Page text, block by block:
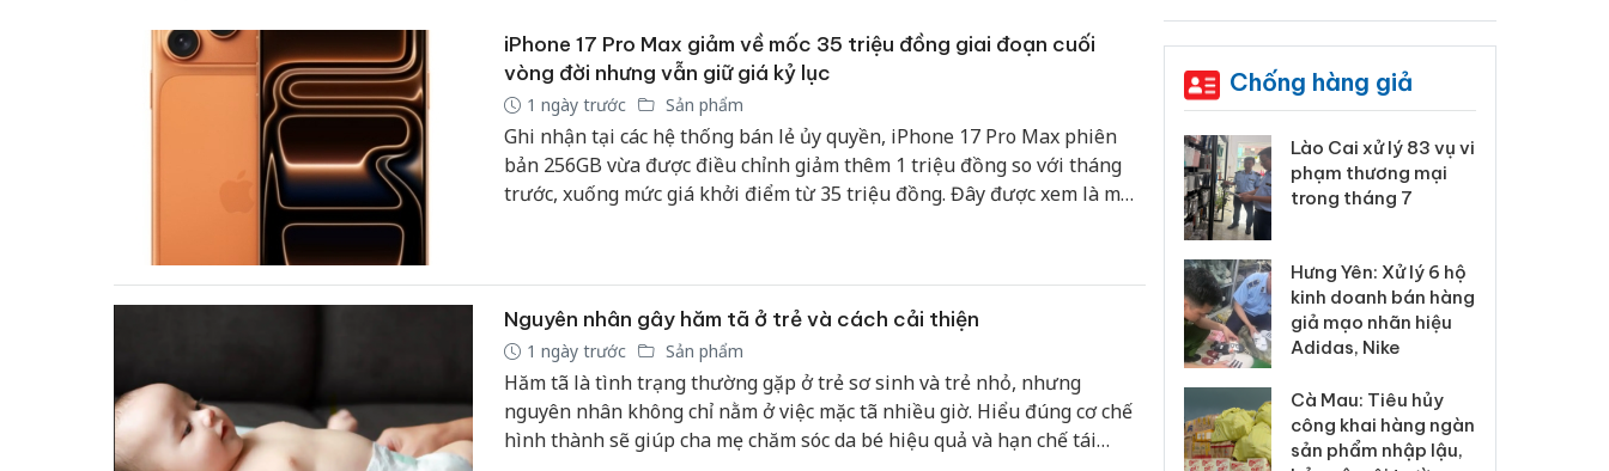
iPhone 17 Pro Max giảm về mốc 35 triệu đồng giai đoạn cuối
vòng đời nhưng vẫn giữ giá kỷ lục
1 ngày trước Sản phẩm
Ghi nhận tại các hệ thống bán lẻ ủy quyền, iPhone 17 Pro Max phiên
bản 256GB vừa được điều chỉnh giảm thêm 1 triệu đồng so với tháng
trước, xuống mức giá khởi điểm từ 35 triệu đồng. Đây được xem là mức
Nguyên nhân gây hăm tã ở trẻ và cách cải thiện
1 ngày trước Sản phẩm
Hăm tã là tình trạng thường gặp ở trẻ sơ sinh và trẻ nhỏ, nhưng
nguyên nhân không chỉ nằm ở việc mặc tã nhiều giờ. Hiểu đúng cơ chế
hình thành sẽ giúp cha mẹ chăm sóc da bé hiệu quả và hạn chế tái
Chống hàng giả
Công an Thanh Hóa
tìm bị hại trong vụ
án sản xuất, buôn
An Giang: Đối tượng
chủ mưu đường dây
bán hàng giả tại Phú
Lào Cai xử lý 83 vụ vi
phạm thương mại
trong tháng 7
Hưng Yên: Xử lý 6 hộ
kinh doanh bán hàng
giả mạo nhãn hiệu
Adidas, Nike
Cà Mau: Tiêu hủy
công khai hàng ngàn
sản phẩm nhập lậu,